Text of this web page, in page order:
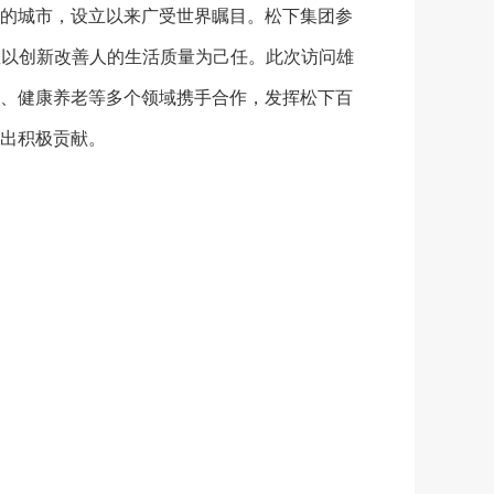
市，设立以来广受世界瞩目。松下集团参
创新改善人的生活质量为己任。此次访问雄
健康养老等多个领域携手合作，发挥松下百
积极贡献。